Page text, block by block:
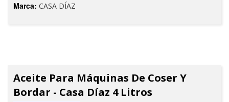
Marca: CASA DÍAZ
Aceite Para Máquinas De Coser Y
Bordar - Casa Díaz 4 Litros